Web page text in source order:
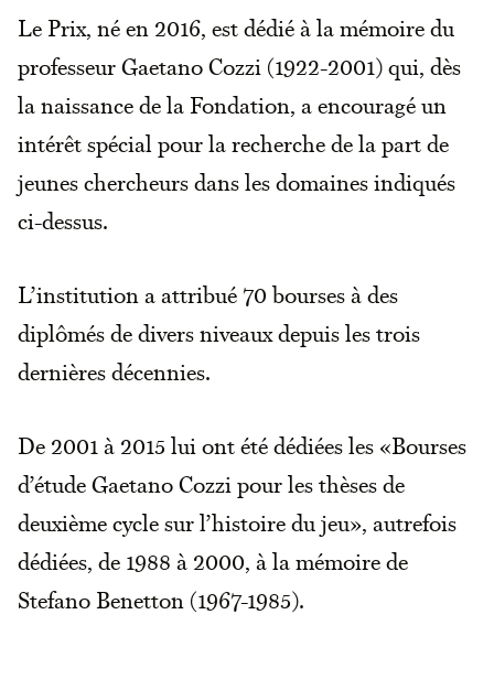
Le Prix, né en 2016, est dédié à la mémoire du
professeur Gaetano Cozzi (1922-2001) qui, dès
la naissance de la Fondation, a encouragé un
intérêt spécial pour la recherche de la part de
jeunes chercheurs dans les domaines indiqués
ci-dessus.
L’institution a attribué 70 bourses à des
diplômés de divers niveaux depuis les trois
dernières décennies.
De 2001 à 2015 lui ont été dédiées les «Bourses
d’étude Gaetano Cozzi pour les thèses de
deuxième cycle sur l’histoire du jeu», autrefois
dédiées, de 1988 à 2000, à la mémoire de
Stefano Benetton (1967-1985).